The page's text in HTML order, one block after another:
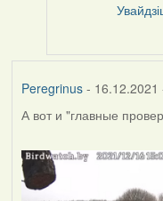
Peregrinus- 16.12.2021
А вот и "главные